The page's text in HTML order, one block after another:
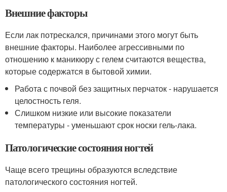
Внешние факторы
Если лак потрескался, причинами этого могут быть
внешние факторы. Наиболее агрессивными по
отношению к маникюру с гелем считаются вещества,
которые содержатся в бытовой химии.
Работа с почвой без защитных перчаток - нарушается
целостность геля.
Слишком низкие или высокие показатели
температуры - уменьшают срок носки гель-лака.
Патологические состояния ногтей
Чаще всего трещины образуются вследствие
патологического состояния ногтей.